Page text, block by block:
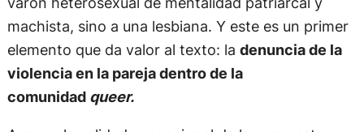
machista, sino a una lesbiana. Y este es un primer
elemento que da valor al texto: la denuncia de la
violencia en la pareja dentro de la
comunidad queer.